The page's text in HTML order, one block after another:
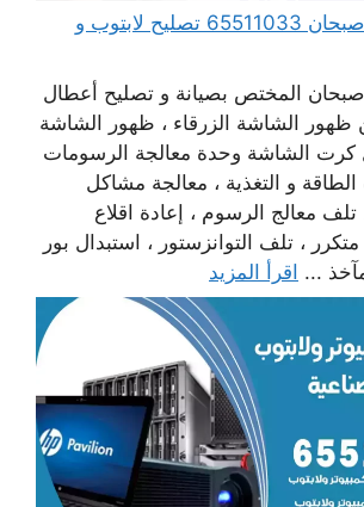
مهندس كمبيوتر صبحان 65511033 تصليح لابتوب و
المختص بصيانة و تصليح أعطال
ظهور الشاشة الزرقاء ، ظهور الشاشة
كرت الشاشة وحدة معالجة الرسومات
و التغذية ، معالجة مشاكل
تلف معالج الرسوم ، إعادة اقلاع
، تلف التوانزستور ، استبدال بور
... اقرأ المزيد